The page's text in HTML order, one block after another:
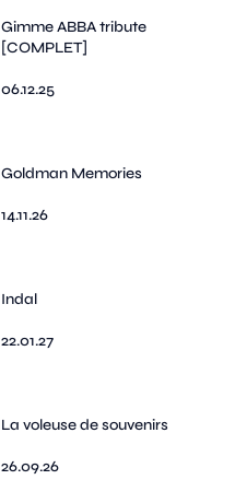
Gimme ABBA tribute
[COMPLET]
06.12.25
Goldman Memories
14.11.26
Indal
22.01.27
La voleuse de souvenirs
26.09.26